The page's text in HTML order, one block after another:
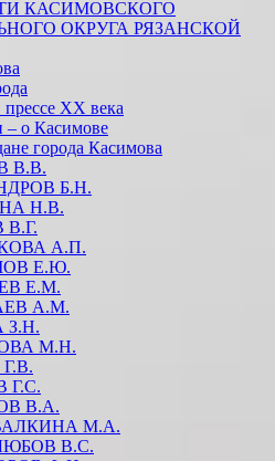
КАСИМОВСКОГО
ОКРУГА РЯЗАНСКОЙ
XX века
– о Касимове
города Касимова
В.В.
Б.Н.
Н.В.
В.Г.
А.П.
Е.Ю.
Е.М.
А.М.
З.Н.
М.Н.
Г.С.
В.А.
М.А.
В.С.